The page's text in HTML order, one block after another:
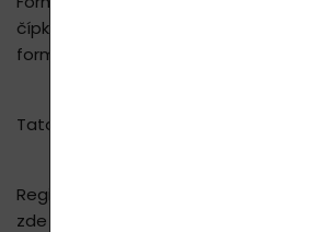
čípků. Balení obsahuje uzavírací
formy PVC/PE.
Tato forma je vhodná na domácí
Registrací ušetříte na svůj nákup 10 -
zde